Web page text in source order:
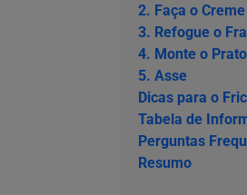
2. Faça o
3. Refogue o
4. Monte o Prato
5. Asse
Dicas para o
Tabela de
Perguntas
Resumo